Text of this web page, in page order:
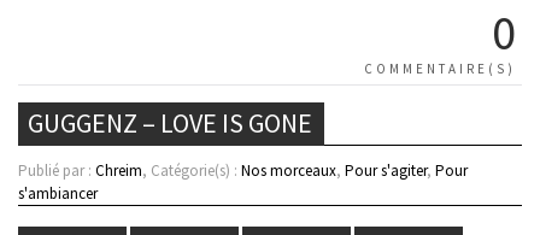
0
COMMENTAIRE(S)
GUGGENZ – LOVE IS GONE
Publié par : Chreim, Catégorie(s) : Nos morceaux, Pour s'agiter, Pour
s'ambiancer